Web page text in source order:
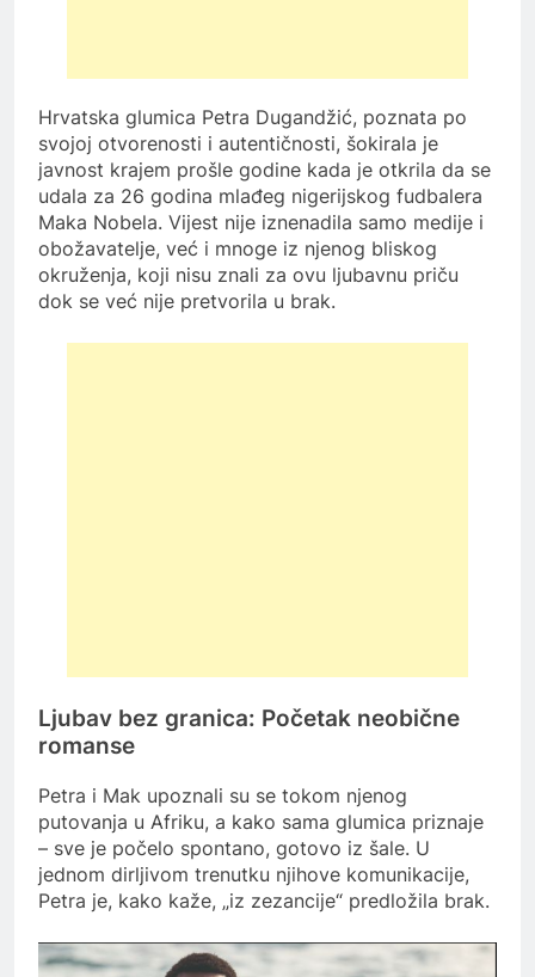
Hrvatska glumica Petra Dugandžić, poznata po
svojoj otvorenosti i autentičnosti, šokirala je
javnost krajem prošle godine kada je otkrila da se
udala za 26 godina mlađeg nigerijskog fudbalera
Maka Nobela. Vijest nije iznenadila samo medije i
obožavatelje, već i mnoge iz njenog bliskog
okruženja, koji nisu znali za ovu ljubavnu priču
dok se već nije pretvorila u brak.
Ljubav bez granica: Početak neobične
romanse
Petra i Mak upoznali su se tokom njenog
putovanja u Afriku, a kako sama glumica priznaje
– sve je počelo spontano, gotovo iz šale. U
jednom dirljivom trenutku njihove komunikacije,
Petra je, kako kaže, „iz zezancije“ predložila brak.